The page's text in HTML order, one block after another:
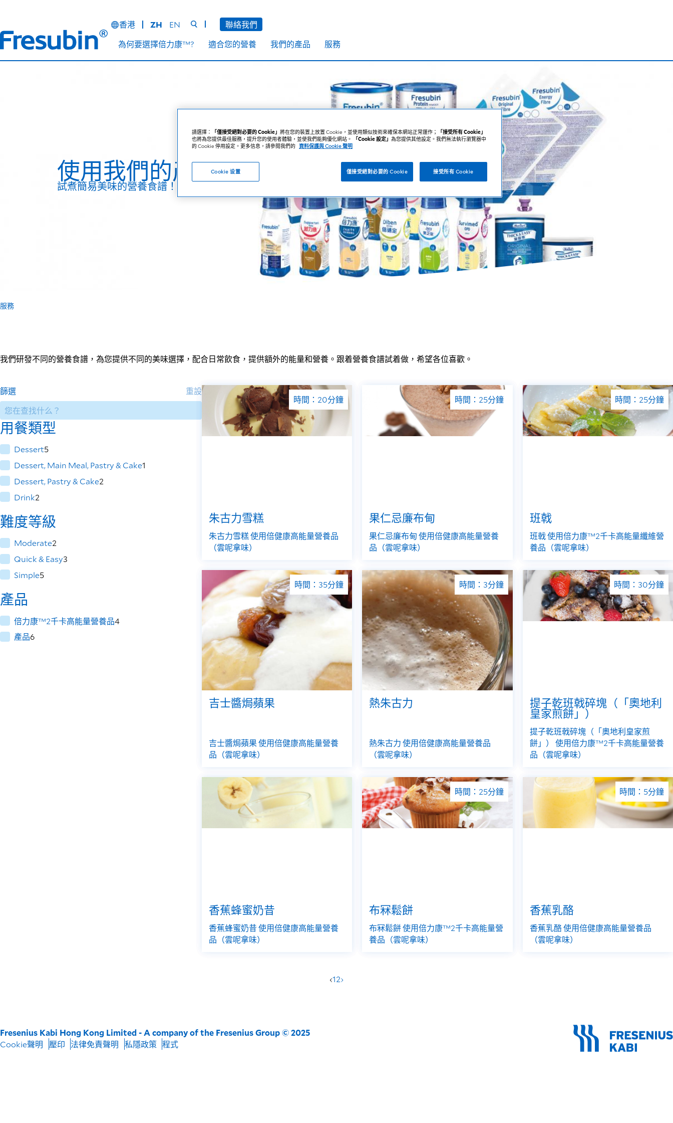
香港 ZH EN
聯絡我們
為何要選擇倍力康™?
適合您的營養 我們的產品 服務
使用我們的產品煮食
試煮簡易美味的營養食譜！
服務
我們研發不同的營養食譜，為您提供不同的美味選擇，配合日常飲食，提供額外的能量和營養。跟着營養食譜試着做，希望各位喜歡。
篩選 重設
用餐類型
Dessert5
Dessert, Main Meal, Pastry & Cake1
Dessert, Pastry & Cake2
Drink2
難度等級
Moderate2
Quick & Easy3
Simple5
產品
倍力康™2千卡高能量營養品4
產品6
朱古力雪糕
朱古力雪糕 使用倍健康高能量營養品
（雲呢拿味）
時間：20分鐘
果仁忌廉布甸
果仁忌廉布甸 使用倍健康高能量營養
品（雲呢拿味）
時間：25分鐘
班戟
班戟 使用倍力康™2千卡高能量纖維營
養品（雲呢拿味）
時間：25分鐘
吉士醬焗蘋果
吉士醬焗蘋果 使用倍健康高能量營養
品（雲呢拿味）
時間：35分鐘
熱朱古力
熱朱古力 使用倍健康高能量營養品
（雲呢拿味）
時間：3分鐘
提子乾班戟碎塊（「奧地利
皇家煎餅」）
提子乾班戟碎塊（「奧地利皇家煎
餅」） 使用倍力康™2千卡高能量營養
品（雲呢拿味）
時間：30分鐘
香蕉蜂蜜奶昔
香蕉蜂蜜奶昔 使用倍健康高能量營養
品（雲呢拿味）
布冧鬆餅
布冧鬆餅 使用倍力康™2千卡高能量營
養品（雲呢拿味）
時間：25分鐘
香蕉乳酪
香蕉乳酪 使用倍健康高能量營養品
（雲呢拿味）
時間：5分鐘
‹12›
Fresenius Kabi Hong Kong Limited - A company of the Fresenius Group © 2025
Cookie聲明
壓印 法律免責聲明 私隱政策 程式
請選擇： 「僅接受絕對必要的 Cookie」將在您的裝置上放置 Cookie，並使用類似技術來確保本網站正常運作；
「接受所有 Cookie」
也將為您提供最佳服務，提升您的使用者體驗，並使我們能夠優化網站。
「Cookie 設定」為您提供其他設定。我們無法執行瀏覽器中
的 Cookie 停用設定。更多信息，請參閱我們的 資料保護與 Cookie 聲明
Cookie 设置 僅接受絕對必要的 Cookie 接受所有 Cookie